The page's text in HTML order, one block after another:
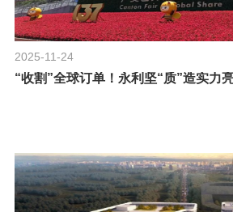
2025-11-24
“收割”全球订单！永利坚“质”造实力